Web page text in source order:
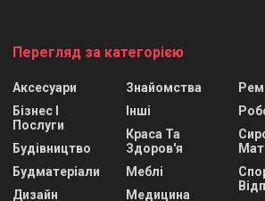
Перегляд за категорією
Аксесуари
Бізнес І
Послуги
Будівництво
Будматеріали
Дизайн
Знайомства
Інші
Краса Та
Здоров'я
Меблі
Медицина